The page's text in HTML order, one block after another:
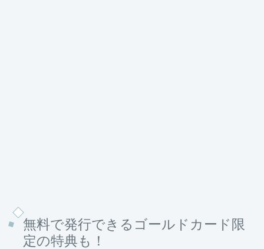
無料で発行できるゴールドカード限
定の特典も！